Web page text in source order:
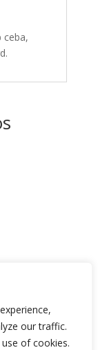
our traffic.
of cookies.
ceba,